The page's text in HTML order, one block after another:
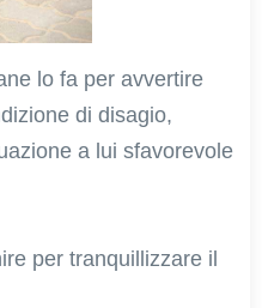
lo fa per avvertire
di disagio,
a lui sfavorevole
per tranquillizzare il